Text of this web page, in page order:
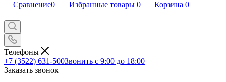
Сравнение0 Избранные товары 0 Корзина 0
Телефоны
+7 (3522) 631-500Звонить с 9:00 до 18:00
Заказать звонок